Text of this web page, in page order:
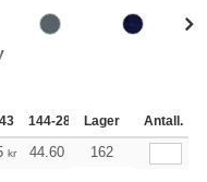
144-287 288 + Mer
Lager Antall.
kr 44.60 44.27
162